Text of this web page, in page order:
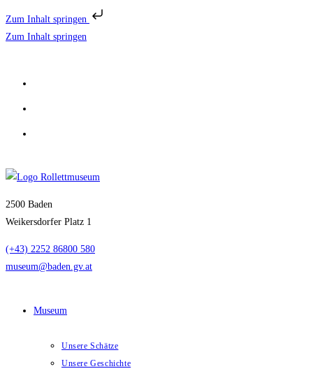
Zum Inhalt springen
Zum Inhalt springen
2500 Baden
Weikersdorfer Platz 1
(+43) 2252 86800 580
museum@baden.gv.at
Museum
Unsere Schätze
Unsere Geschichte